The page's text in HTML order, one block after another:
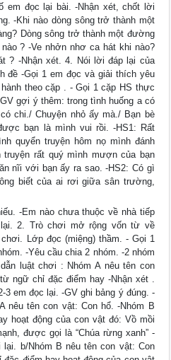
em đọc lại bài. -Nhận xét, chốt lời
-Khi nào dòng sông trở thành một
Dòng sông trở thành một đường
? -Ve nhởn nhơ ca hát khi nào?
? -Nhận xét. 4. Nói lời đáp lại của
đề -Gọi 1 em đọc và giải thích yêu
theo cặp . - Gọi 1 cặp HS thực
gợi ý thêm: trong tình huống a có
chi./ Chuyện nhỏ ấy mà./ Bạn bè
bạn là mình vui rồi. -HS1: Rất
quyển truyện hôm nọ mình đánh
rất quý mình mượn của bạn
nĩi với bạn ấy ra sao. -HS2: Có gì
biết của ai rơi giữa sân trường,
-Em nào chưa thuộc về nhà tiếp
2. Trò chơi mở rộng vốn từ về
Lớp đọc (miệng) thầm. - Gọi 1
-Yêu cầu chia 2 nhóm. -2 nhóm
luật chơi : Nhóm A nêu tên con
ngữ chỉ đặc điểm hay -Nhận xét .
3 em đọc lại. -GV ghi bảng ý đúng. -
nêu tên con vật: Con hổ. -Nhóm B
hoạt động của con vật đó: Vồ mồi
được gọi là “Chúa rừng xanh” -
b/Nhóm B nêu tên con vật: Con